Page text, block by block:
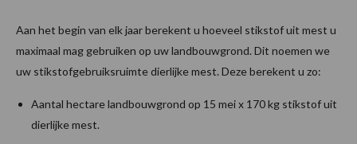
Aan het begin van elk jaar berekent u hoeveel stikstof uit mest u
maximaal mag gebruiken op uw landbouwgrond. Dit noemen we
uw stikstofgebruiksruimte dierlijke mest. Deze berekent u zo:
Aantal hectare landbouwgrond op 15 mei x 170 kg stikstof uit
dierlijke mest.